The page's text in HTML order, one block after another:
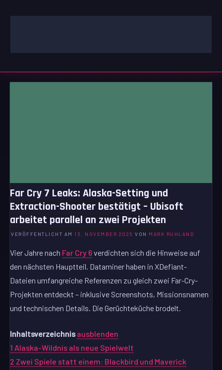
Inhalt
Far Cry 7 Leaks: Alaska-Setting und
Extraction-Shooter bestätigt – Ubisoft
arbeitet parallel an zwei Projekten
VERÖFFENTLICHT AM 13. NOVEMBER 2025 VON MARK RUHLAND
Vier Jahre nach Far Cry 6verdichten sich die Hinweise auf
den nächsten Hauptteil. Dataminer haben in XDefiant-
Dateien umfangreiche Referenzen zu gleich zwei Far-Cry-
Projekten entdeckt – inklusive Screenshots, Missionsnamen
und technischen Details. Die Gerüchteküche brodelt.
Inhaltsverzeichnis ausblenden
1 Alaska-Wildnis als neue Spielwelt
2 Zwei Spiele statt einem: Blackbird und Maverick